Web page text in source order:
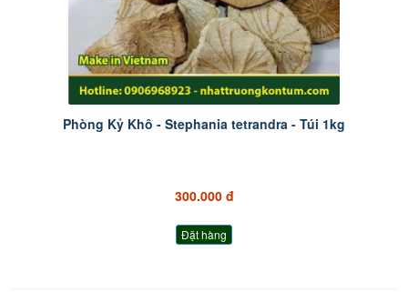
Phòng Kỷ Khô - Stephania tetrandra - Túi 1kg
300.000 đ
Đặt hàng